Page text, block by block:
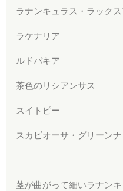
ラナンキュラス・ラック
ラケナリア
ルドバキア
茶色のリシアンサス
スイトピー
スカビオーサ・グリーン
茎が曲がって細いラナンキ